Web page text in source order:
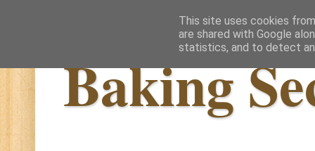
Baking
This site uses cookies
are shared with Google
statistics, and to detect